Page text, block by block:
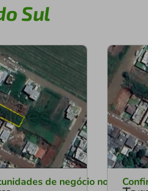
Sul
de negócio no Rio